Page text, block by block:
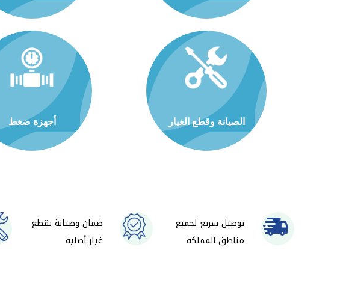
الصيانة وقطع الغيار أجهزة ضغط
توصيل سريع لجميع
مناطق المملكة
ضمان وصيانة بقطع
غيار أصلية